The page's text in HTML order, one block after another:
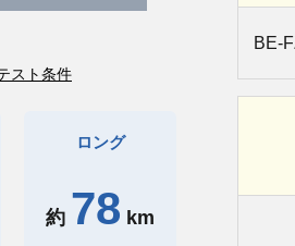
スト条件
ロング
約 78 km
BE-